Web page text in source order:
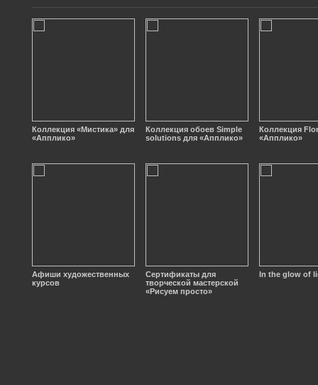
Коллекция «Мистика» для
«Апплико»
Коллекция обоев Simple
solutions для «Апплико»
Коллекция
«Апплико»
Афиши художественных
курсов
Сертификаты для
творческой мастерской
«Рисуем просто»
In the glow of